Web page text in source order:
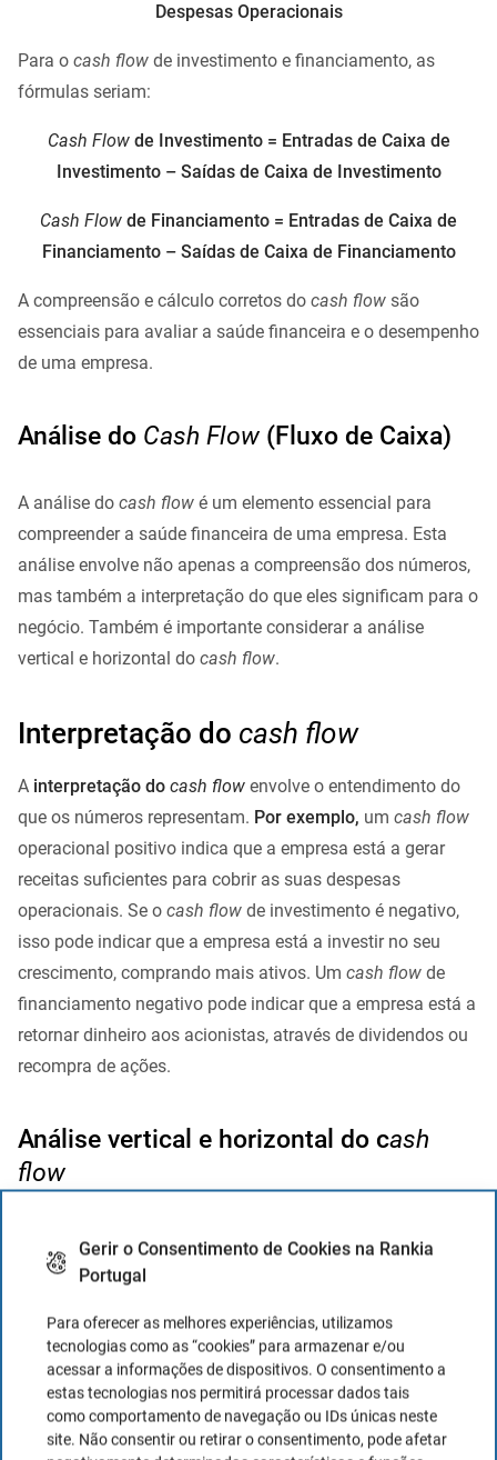
Gerir o Consentimento de Cookies na Rankia
Portugal
Para oferecer as melhores experiências, utilizamos
tecnologias como as “cookies” para armazenar e/ou
acessar a informações de dispositivos. O consentimento a
estas tecnologias nos permitirá processar dados tais
como comportamento de navegação ou IDs únicas neste
site. Não consentir ou retirar o consentimento, pode afetar
Despesas Operacionais
Para o cash flow de investimento e financiamento, as
fórmulas seriam:
Cash Flowde Investimento = Entradas de Caixa de
Investimento – Saídas de Caixa de Investimento
Cash Flow de Financiamento = Entradas de Caixa de
Financiamento – Saídas de Caixa de Financiamento
A compreensão e cálculo corretos do cash flow são
essenciais para avaliar a saúde financeira e o desempenho
de uma empresa.
Análise do Cash Flow (Fluxo de Caixa)
A análise do cash flow é um elemento essencial para
compreender a saúde financeira de uma empresa. Esta
análise envolve não apenas a compreensão dos números,
mas também a interpretação do que eles significam para o
negócio. Também é importante considerar a análise
vertical e horizontal do cash flow.
Interpretação do cash flow
A interpretação do cash flow envolve o entendimento do
que os números representam. Por exemplo, um cash flow
operacional positivo indica que a empresa está a gerar
receitas suficientes para cobrir as suas despesas
operacionais. Se o cash flow de investimento é negativo,
isso pode indicar que a empresa está a investir no seu
crescimento, comprando mais ativos. Um cash flow de
financiamento negativo pode indicar que a empresa está a
retornar dinheiro aos acionistas, através de dividendos ou
recompra de ações.
Análise vertical e horizontal do cash
flow
componentes individuais docash flowcom as receitas
Isto permite identificar quais partes do negócio
estão a contribuir mais ou menos para ocash flow
análise horizontal docash flow,por outro lado, envolve
a comparação docash flowao longo do tempo. Isto
permite identificar tendências, como o crescimento ou